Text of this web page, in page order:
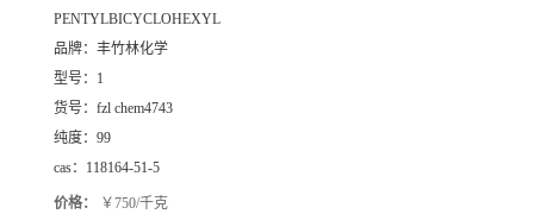
PENTYLBICYCLOHEXYL
品牌： 丰竹林化学
型号： 1
货号： fzl chem4743
纯度： 99
cas： 118164-51-5
价格： ￥750/千克